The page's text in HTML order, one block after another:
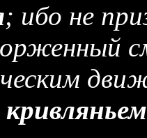
; ибо не